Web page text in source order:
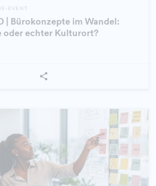
EVENT
| Bürokonzepte im Wandel:
oder echter Kulturort?